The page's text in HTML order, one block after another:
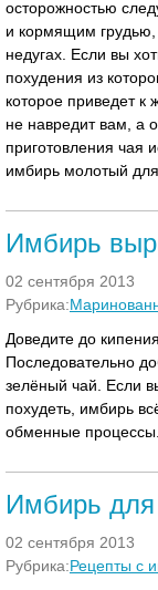
осторожностью
и кормящим грудью,
недугах. Если вы
похудения из
которое приведет к
не навредит вам, а
приготовления чая
имбирь молотый
Имбирь
02 сентября 2013
Рубрика:
Доведите до
Последовательно
зелёный чай. Если
похудеть, имбирь
обменные процессы.
Имбирь
02 сентября 2013
Рубрика:Рецепты с